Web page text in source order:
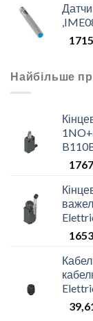
Найбільше